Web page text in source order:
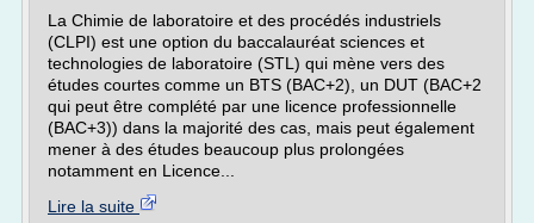
La Chimie de laboratoire et des procédés industriels
(CLPI) est une option du baccalauréat sciences et
technologies de laboratoire (STL) qui mène vers des
études courtes comme un BTS (BAC+2), un DUT (BAC+2
qui peut être complété par une licence professionnelle
(BAC+3)) dans la majorité des cas, mais peut également
mener à des études beaucoup plus prolongées
notamment en Licence...
Lire la suite